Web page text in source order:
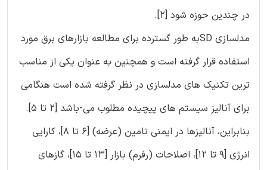
در چندین حوزه شود [2].
مدلسازی SDبه طور گسترده برای مطالعه بازارهای برق مورد
استفاده قرار گرفته است و همچنین به عنوان یکی از مناسب
ترین تکنیک های مدلسازی در نظر گرفته شده است هنگامی
برای آنالیز سیستم های پیچیده مطلوب می-باشد [2 تا 5].
بنابراین، آنالیزها در ایمنی تامین (عرضه) [6 تا 8]، کارایی
انرژی [9 تا 12]، اصلاحات (رفرم) بازار [13 تا 15]، گازهای